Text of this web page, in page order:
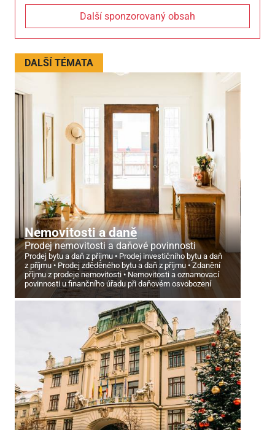
Další sponzorovaný obsah
DALŠÍ TÉMATA
Nemovitosti a daně
Prodej nemovitosti a daňové povinnosti
Prodej bytu a daň z příjmu
Prodej investičního bytu a daň
z příjmu
Prodej zděděného bytu a daň z příjmu
Zdanění
příjmu z prodeje nemovitosti
Nemovitosti a oznamovací
povinnosti u finančního úřadu při daňovém osvobození